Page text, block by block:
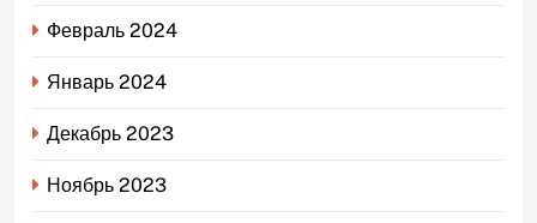
Февраль 2024
Январь 2024
Декабрь 2023
Ноябрь 2023